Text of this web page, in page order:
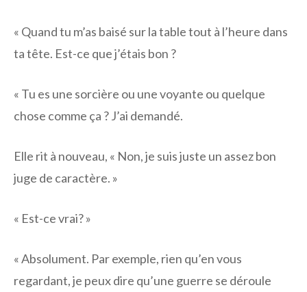
« Quand tu m’as baisé sur la table tout à l’heure dans
ta tête. Est-ce que j’étais bon ?
« Tu es une sorcière ou une voyante ou quelque
chose comme ça ? J’ai demandé.
Elle rit à nouveau, « Non, je suis juste un assez bon
juge de caractère. »
« Est-ce vrai? »
« Absolument. Par exemple, rien qu’en vous
regardant, je peux dire qu’une guerre se déroule